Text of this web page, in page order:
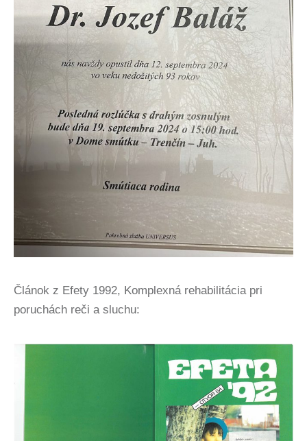
Článok z Efety 1992, Komplexná rehabilitácia pri
poruchách reči a sluchu: